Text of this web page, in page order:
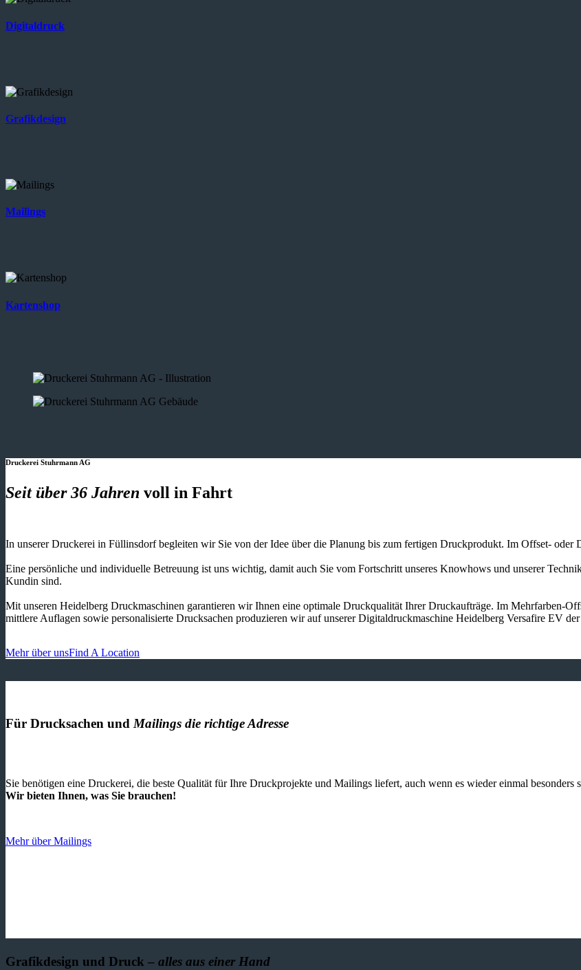
Digitaldruck
Grafikdesign
Mailings
Kartenshop
Druckerei Stuhrmann AG
Seit über 36 Jahren voll in Fahrt
In unserer Druckerei in Füllinsdorf begleiten wir Sie von der Idee über die Planung bis zum fertigen Druckprodukt. Im Offset-
Eine persönliche und individuelle Betreuung ist uns wichtig, damit auch Sie vom Fortschritt unseres Knowhows und unserer
Kundin sind.
Mit unseren Heidelberg Druckmaschinen garantieren wir Ihnen eine optimale Druckqualität Ihrer Druckaufträge. Im Mehrfarben-
mittlere Auflagen sowie personalisierte Drucksachen produzieren wir auf unserer Digitaldruckmaschine Heidelberg Versafire EV
Mehr über unsFind A Location
Für Drucksachen und Mailings die richtige Adresse
Sie benötigen eine Druckerei, die beste ­Qualität für Ihre Druckprojekte und Mailings liefert, auch wenn es wieder einmal besonders
Wir bieten Ihnen, was Sie brauchen!
Mehr über Mailings
Grafikdesign und Druck – alles aus einer Hand